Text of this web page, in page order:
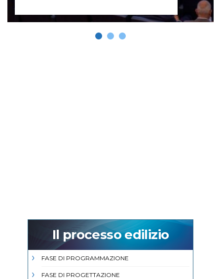
Il processo edilizio
FASE DI PROGRAMMAZIONE
FASE DI PROGETTAZIONE